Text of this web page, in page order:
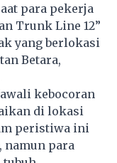
para pekerja
Trunk Line 12”
yang berlokasi
Betara,
kebocoran
di lokasi
peristiwa ini
namun para